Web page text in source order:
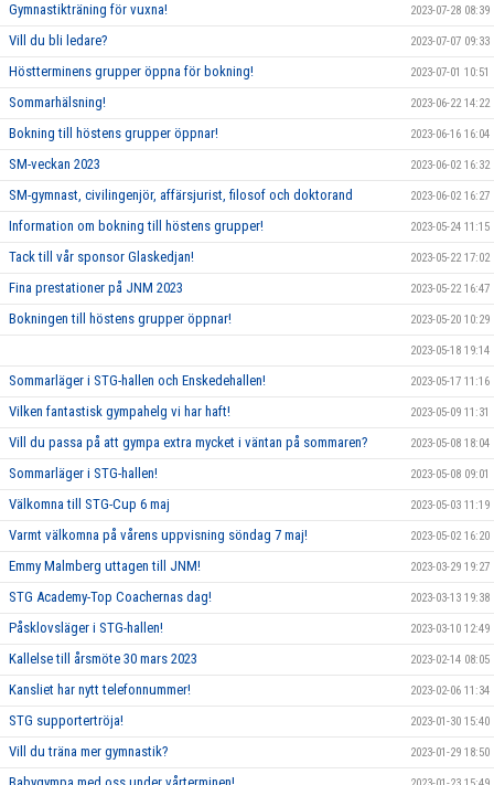
Gymnastikträning för vuxna! 2023-07-28 08:39
Vill du bli ledare? 2023-07-07 09:33
Höstterminens grupper öppna för bokning! 2023-07-01 10:51
Sommarhälsning! 2023-06-22 14:22
Bokning till höstens grupper öppnar! 2023-06-16 16:04
SM-veckan 2023 2023-06-02 16:32
SM-gymnast, civilingenjör, affärsjurist, filosof och doktorand 2023-06-02 16:27
Information om bokning till höstens grupper! 2023-05-24 11:15
Tack till vår sponsor Glaskedjan! 2023-05-22 17:02
Fina prestationer på JNM 2023 2023-05-22 16:47
Bokningen till höstens grupper öppnar! 2023-05-20 10:29
2023-05-18 19:14
Sommarläger i STG-hallen och Enskedehallen! 2023-05-17 11:16
Vilken fantastisk gympahelg vi har haft! 2023-05-09 11:31
Vill du passa på att gympa extra mycket i väntan på sommaren? 2023-05-08 18:04
Sommarläger i STG-hallen! 2023-05-08 09:01
Välkomna till STG-Cup 6 maj 2023-05-03 11:19
Varmt välkomna på vårens uppvisning söndag 7 maj! 2023-05-02 16:20
Emmy Malmberg uttagen till JNM! 2023-03-29 19:27
STG Academy-Top Coachernas dag! 2023-03-13 19:38
Påsklovsläger i STG-hallen! 2023-03-10 12:49
Kallelse till årsmöte 30 mars 2023 2023-02-14 08:05
Kansliet har nytt telefonnummer! 2023-02-06 11:34
STG supportertröja! 2023-01-30 15:40
Vill du träna mer gymnastik? 2023-01-29 18:50